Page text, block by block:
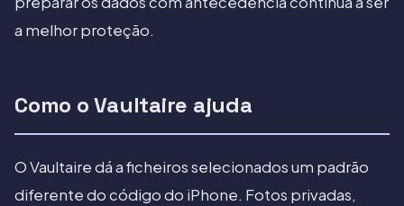
a melhor proteção.
Como o Vaultaire ajuda
O Vaultaire dá a ficheiros selecionados um padrão
diferente do código do iPhone. Fotos privadas,